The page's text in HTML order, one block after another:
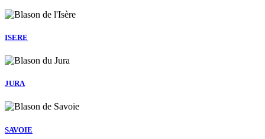
ISERE
JURA
SAVOIE